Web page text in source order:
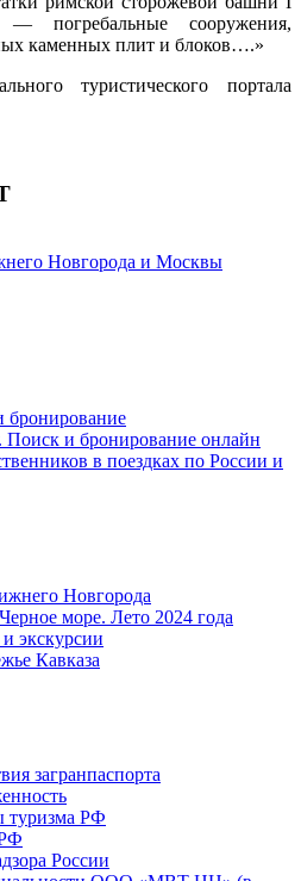
погребальные сооружения,
каменных плит и блоков….»
туристического портала
Новгорода и Москвы
бронирование
Поиск и бронирование онлайн
в поездках по России и
Новгорода
море. Лето 2024 года
экскурсии
Кавказа
загранпаспорта
туризма РФ
России